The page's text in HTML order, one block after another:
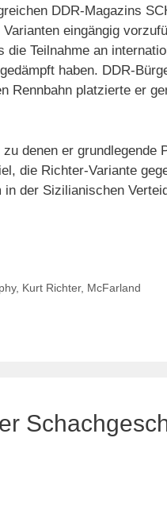
DDR-Magazins
eingängig
Teilnahme an
haben. DDR-
Rennbahn platzierte er
denen er grundlegende
die Richter-Variante
der Sizilianischen
, Kurt Richter, McFarland